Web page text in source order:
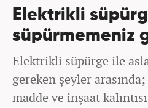
Elektrikli
süpürmemeniz
Elektrikli süpürge ile
gereken şeyler arasında;
madde ve inşaat